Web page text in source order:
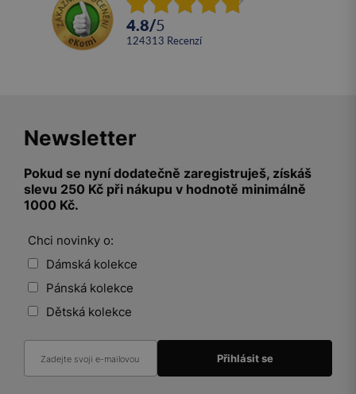
4.8/5
124313 recenzí
Newsletter
Pokud se nyní dodatečně zaregistruješ, získáš
slevu 250 Kč při nákupu v hodnotě minimálně
1000 Kč.
Chci novinky o:
Dámská kolekce
Pánská kolekce
Dětská kolekce